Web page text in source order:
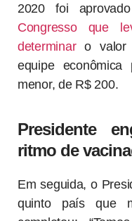
2020 foi
Congresso que
determinaro valor
equipe econômica
menor, de R$ 200.
Presidente
ritmo de
Em seguida, o
quinto país que